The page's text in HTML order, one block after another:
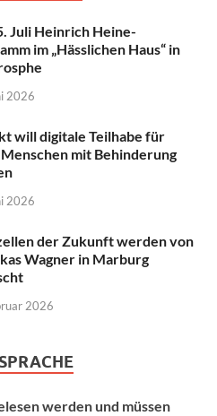
Juli Heinrich Heine-
im „Hässlichen Haus“ in
2026
will digitale Teilhabe für
mit Behinderung
2026
der Zukunft werden von
Wagner in Marburg
2026
werden und müssen